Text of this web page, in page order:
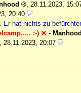
, 28.11.2023,
20:40
Er hat nichts zu
:-)
-
, 28.11.2023, 20:07